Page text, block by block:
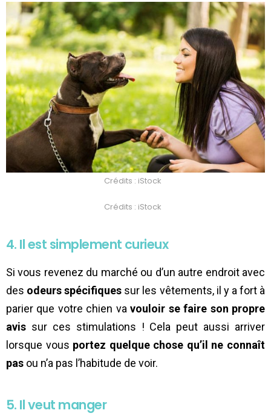
Crédits : iStock
Crédits : iStock
4. Il est simplement curieux
Si vous revenez du marché ou d’un autre endroit avec
des odeurs spécifiques sur les vêtements, il y a fort à
parier que votre chien va vouloir se faire son propre
avis sur ces stimulations ! Cela peut aussi arriver
lorsque vous portez quelque chose qu’il ne connaît
pas ou n’a pas l’habitude de voir.
5. Il veut manger